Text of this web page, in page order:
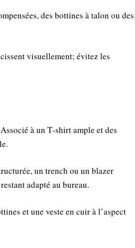
des bottines à talon ou des
visuellement; évitez les
à un T‑shirt ample et des
un trench ou un blazer
adapté au bureau.
et une veste en cuir à l’aspect